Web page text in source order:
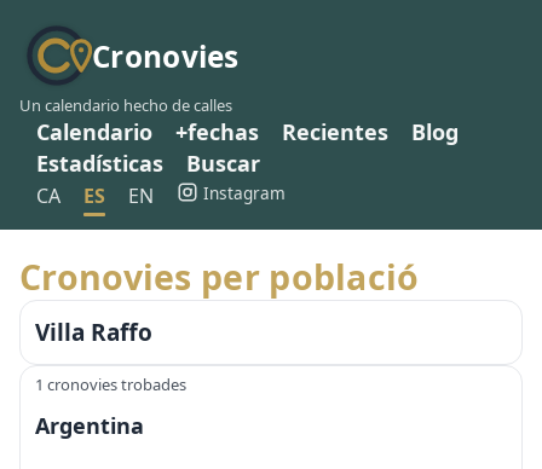
Cronovies
Un calendario hecho de calles
Calendario +fechas Recientes
Blog
Estadísticas
Buscar
CA ES EN Instagram
Cronovies per població
Villa Raffo
1 cronovies trobades
Argentina